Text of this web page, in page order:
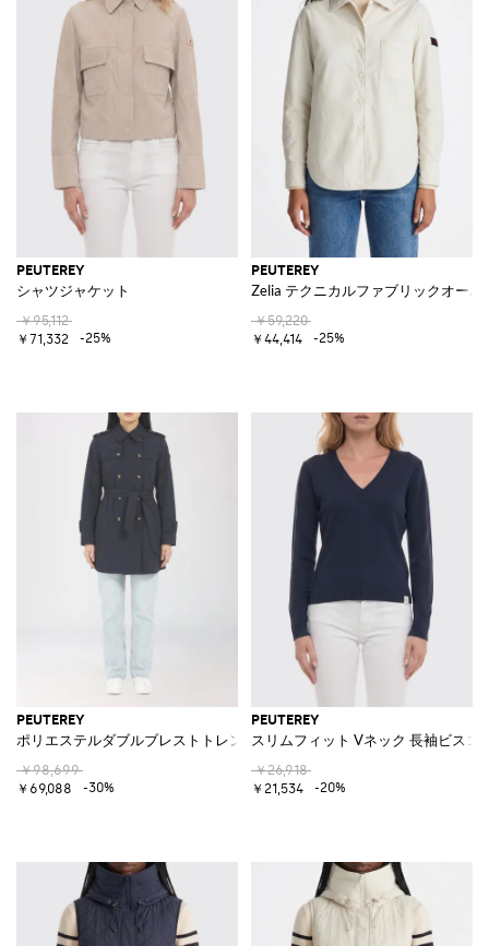
PEUTEREY
シャツジャケット
￥95,112
￥71,332
-25%
PEUTEREY
Zelia テクニカルファブリックオーバ
￥59,220
￥44,414
-25%
PEUTEREY
ポリエステルダブルブレストトレンチコート
￥98,699
￥69,088
-30%
PEUTEREY
スリムフィット Vネック 長袖ビスコ
￥26,918
￥21,534
-20%